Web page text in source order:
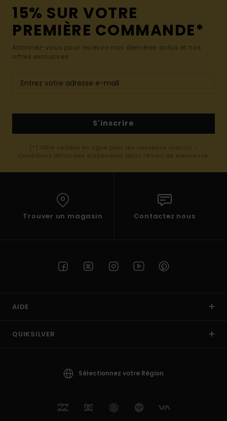
15% SUR VOTRE
PREMIÈRE COMMANDE*
Abonnez-vous pour recevoir nos dernières actus et nos
offres exclusives.
S'inscrire
(*) Offre valable en ligne pour les nouveaux inscrits -
Conditions détaillées disponibles dans l'email de bienvenue
Trouver un magasin Contactez nous
AIDE
QUIKSILVER
Sélectionnez votre Région